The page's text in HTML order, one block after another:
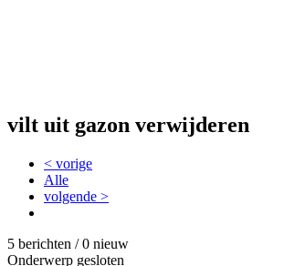
vilt uit gazon verwijderen
< vorige
Alle
volgende >
5 berichten / 0 nieuw
Onderwerp gesloten